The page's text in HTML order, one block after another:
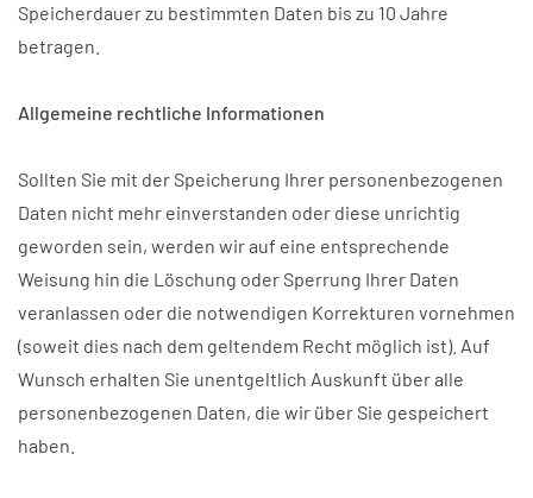
Speicherdauer zu bestimmten Daten bis zu 10 Jahre
betragen.
Allgemeine rechtliche Informationen
Sollten Sie mit der Speicherung Ihrer personenbezogenen
Daten nicht mehr einverstanden oder diese unrichtig
geworden sein, werden wir auf eine entsprechende
Weisung hin die Löschung oder Sperrung Ihrer Daten
veranlassen oder die notwendigen Korrekturen vornehmen
(soweit dies nach dem geltendem Recht möglich ist). Auf
Wunsch erhalten Sie unentgeltlich Auskunft über alle
personenbezogenen Daten, die wir über Sie gespeichert
haben.